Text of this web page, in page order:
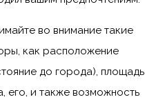
во внимание такие
как расположение
до города), площадь
его, и также возможность